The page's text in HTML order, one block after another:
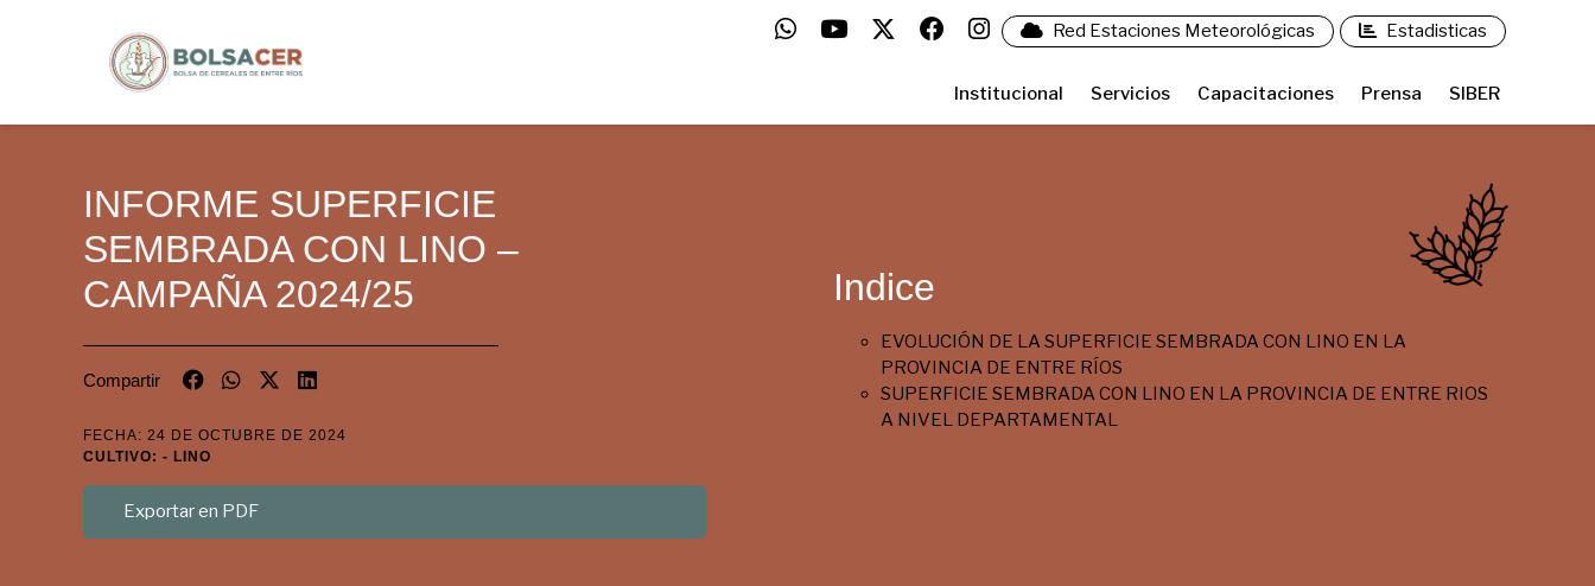
Institucional Servicios Capacitaciones Prensa SIBER
Red Estaciones Meteorológicas Estadisticas
INFORME SUPERFICIE
SEMBRADA CON LINO –
CAMPAÑA 2024/25
Compartir
FECHA: 24 DE OCTUBRE DE 2024
CULTIVO: - LINO
Exportar en PDF
Indice
EVOLUCIÓN DE LA SUPERFICIE SEMBRADA CON LINO EN LA
PROVINCIA DE ENTRE RÍOS
SUPERFICIE SEMBRADA CON LINO EN LA PROVINCIA DE ENTRE RIOS
A NIVEL DEPARTAMENTAL